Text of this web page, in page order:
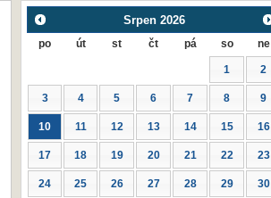
Srpen 2026
po út st čt pá so ne
1 2
3 4 5 6 7 8 9
10 11 12 13 14 15 16
17 18 19 20 21 22 23
24 25 26 27 28 29 30